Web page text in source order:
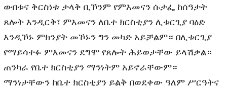
ውበቱና ቅርስነቱ ታላቅ ቢኾንም የምእመናን ሱታፌ ከሰዓታት
ጸሎት እንዲርቅ፣ ምእመናን ለቤተ ክርስቲያን ሊቱርጊያ ባዕድ
እንዲኾኑ ምክንያት መኾኑን ግን መካድ አይቻልም። በሊቱርጊያ
የማይሳተፉ ምእመናን ደግሞ የጸሎት ሕይወታቸው ይላሽቃል።
ጠንካራ የቤተ ክርስቲያን ማንነትም አይኖራቸውም።
ማንነታቸውን ከቤተ ክርስቲያን ይልቅ በወደቀው ዓለም ሥርዓትና